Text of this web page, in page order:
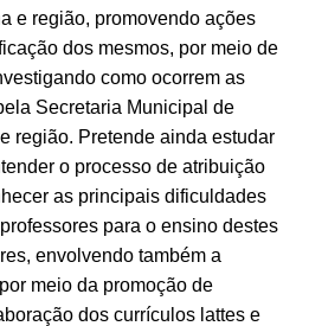
e região, promovendo ações
dos mesmos, por meio de
como ocorrem as
Secretaria Municipal de
região. Pretende ainda estudar
o processo de atribuição
as principais dificuldades
para o ensino destes
envolvendo também a
meio da promoção de
dos currículos lattes e